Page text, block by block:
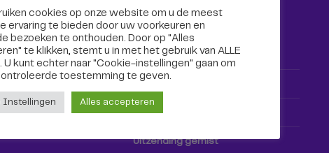
niet alleen hier,
media!
Radio & TV
Kijk tv
Radio
TV-gids
Uitzending gemist
cookies op onze website om u de meest
ervaring te bieden door uw voorkeuren en
bezoeken te onthouden. Door op "Alles
te klikken, stemt u in met het gebruik van ALLE
U kunt echter naar "Cookie-instellingen" gaan om
toestemming te geven.
Instellingen Alles accepteren